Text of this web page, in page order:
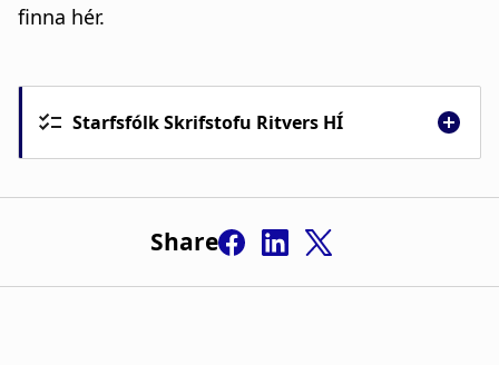
finna hér.
Starfsfólk Skrifstofu Ritvers HÍ
Share